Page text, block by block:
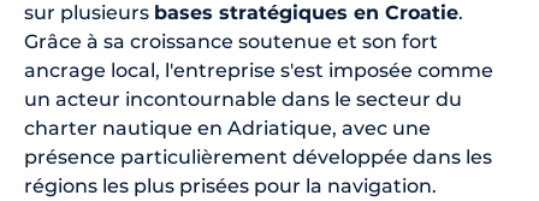
sur plusieurs bases stratégiques en Croatie.
Grâce à sa croissance soutenue et son fort
ancrage local, l'entreprise s'est imposée comme
un acteur incontournable dans le secteur du
charter nautique en Adriatique, avec une
présence particulièrement développée dans les
régions les plus prisées pour la navigation.